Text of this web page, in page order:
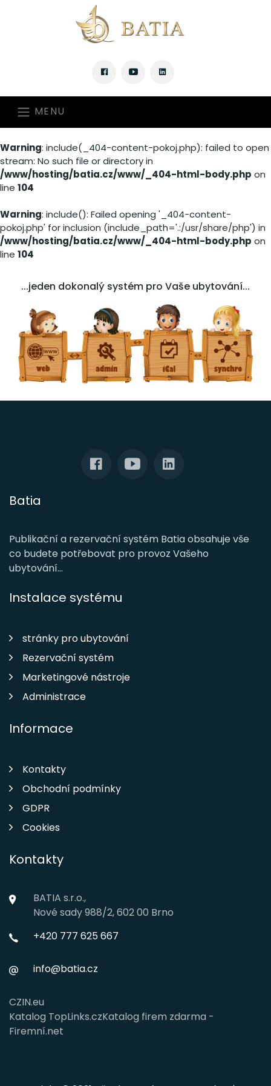
MENU
Warning: include(_404-content-pokoj.php): failed to open
stream: No such file or directory in
/www/hosting/batia.cz/www/_404-html-body.php on
line 104
Warning: include(): Failed opening '_404-content-
pokoj.php' for inclusion (include_path='.:/usr/share/php') in
/www/hosting/batia.cz/www/_404-html-body.php on
line 104
...jeden dokonalý systém pro Vaše ubytování...
Batia
Publikační a rezervační systém Batia obsahuje vše
co budete potřebovat pro provoz Vašeho
ubytování...
Instalace systému
stránky pro ubytování
Rezervační systém
Marketingové nástroje
Administrace
Informace
Kontakty
Obchodní podmínky
GDPR
Cookies
Kontakty
BATIA s.r.o.,
Nové sady 988/2, 602 00 Brno
+420 777 625 667
info@batia.cz
CZIN.eu
Katalog TopLinks.czKatalog firem zdarma -
Firemní.net